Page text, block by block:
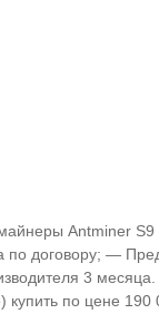
Antminer S9
договору; —
3 месяца.
купить по цене